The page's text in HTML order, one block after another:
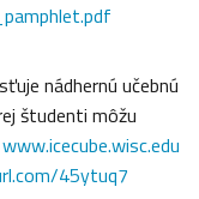
nádhernú učebnú
študenti môžu
www.icecube.wisc.edu
45ytuq7